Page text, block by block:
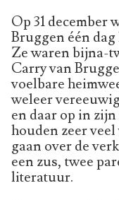
Op 31 december
Bruggen één
Ze waren bijna-
Carry van
voelbare
weleer
en daar op in
houden zeer
gaan over de
een zus, twee
literatuur.